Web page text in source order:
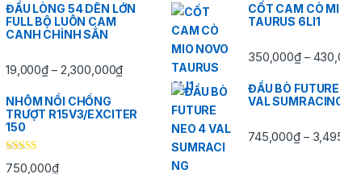
đến 2,300,000₫
ĐẦU LÒNG 54 DÊN LỚN
FULL BỘ LUÔN CAM
CANH CHỈNH SẲN
19,000₫ – 2,300,000₫Khoảng giá: từ 19,000₫ đến 2,300,000₫
NHÔM NỒI CHỐNG
TRƯỢT R15V3/EXCITER
150
Được xếp
750,000₫
CỐT CAM CÒ
TAURUS 6LI1
350,000₫ –
ĐẦU BÒ
VAL
745,000₫ –